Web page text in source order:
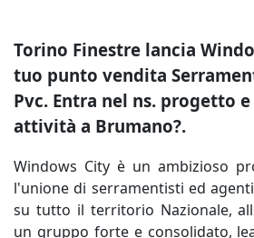
Torino Finestre lancia
tuo punto vendita
Pvc. Entra nel ns. progetto
attività a Brumano?.
Windows City è un ambizioso
l'unione di serramentisti ed
su tutto il territorio Nazionale,
un gruppo forte e consolidato,